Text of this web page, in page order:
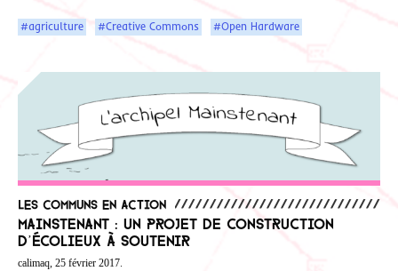
#agriculture #Creative Commons #Open Hardware
Les communs en action
Mainstenant : un projet de construction
d’écolieux à soutenir
calimaq, 25 février 2017.